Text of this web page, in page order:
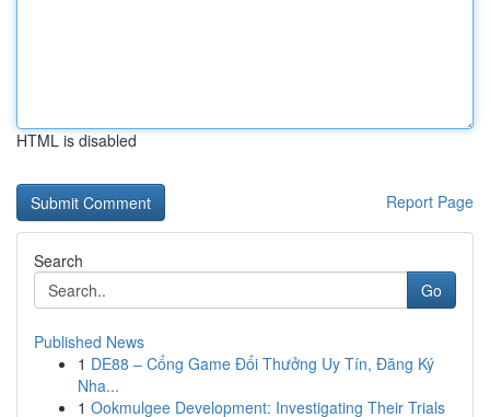
HTML is disabled
Report Page
Search
Go
Published News
1 DE88 – Cổng Game Đổi Thưởng Uy Tín, Đăng Ký
Nha...
1 Ookmulgee Development: Investigating Their Trials